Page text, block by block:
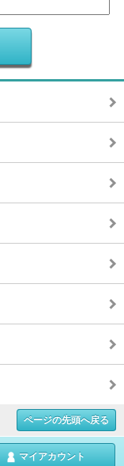
ページの先頭へ戻る
マイアカウント